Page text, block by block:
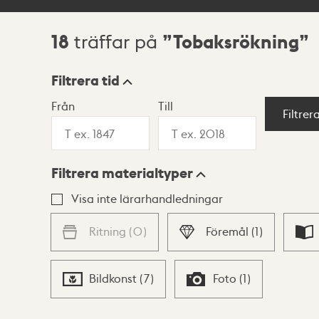
Sökresultat
18 träffar på Tobaksrökning
Visningsläge
Lista Karta
Filtrera tid
Från Till
Filtrera materialtyper
Visa inte lärarhandledningar
Ritning (0) Föremål (1)
Bildkonst (7) Foto (1)